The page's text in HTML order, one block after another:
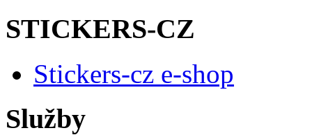
STICKERS-CZ
Stickers-cz e-shop
Služby